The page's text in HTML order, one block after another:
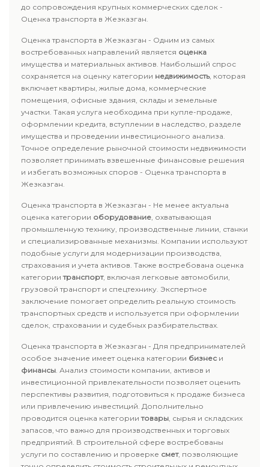
до сопровождения крупных коммерческих сделок -
Оценка транспорта в Жезказган.
Оценка транспорта в Жезказган - Одним из самых
востребованных направлений является оценка
имущества и материальных активов. Наибольший спрос
сохраняется на оценку категории недвижимость, которая
включает квартиры, жилые дома, коммерческие
помещения, офисные здания, склады и земельные
участки. Такая услуга необходима при купле-продаже,
оформлении кредита, вступлении в наследство, разделе
имущества и проведении инвестиционного анализа.
Точное определение рыночной стоимости недвижимости
позволяет принимать взвешенные финансовые решения
и избегать возможных споров - Оценка транспорта в
Жезказган.
Оценка транспорта в Жезказган - Не менее актуальна
оценка категории оборудование, охватывающая
промышленную технику, производственные линии, станки
и специализированные механизмы. Компании используют
подобные услуги для модернизации производства,
страхования и учета активов. Также востребована оценка
категориитранспорт, включая легковые автомобили,
грузовой транспорт и спецтехнику. Экспертное
заключение помогает определить реальную стоимость
транспортных средств и используется при оформлении
сделок, страховании и судебных разбирательствах.
Оценка транспорта в Жезказган - Для предпринимателей
особое значение имеет оценка категории бизнес и
финансы. Анализ стоимости компании, активов и
инвестиционной привлекательности позволяет оценить
перспективы развития, подготовиться к продаже бизнеса
или привлечению инвестиций. Дополнительно
проводится оценка категориитовары, сырья и складских
запасов, что важно для производственных и торговых
предприятий. В строительной сфере востребованы
услуги по составлению и проверке смет, позволяющие